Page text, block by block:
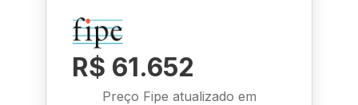
R$ 61.652
Preço Fipe atualizado em